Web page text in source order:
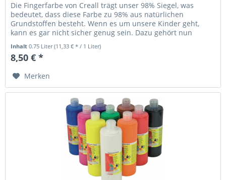
Die Fingerfarbe von Creall trägt unser 98% Siegel, was
bedeutet, dass diese Farbe zu 98% aus natürlichen
Grundstoffen besteht. Wenn es um unsere Kinder geht,
kann es gar nicht sicher genug sein. Dazu gehört nun
Inhalt0.75 Liter(11,33 € * / 1 Liter)
8,50 € *
Merken